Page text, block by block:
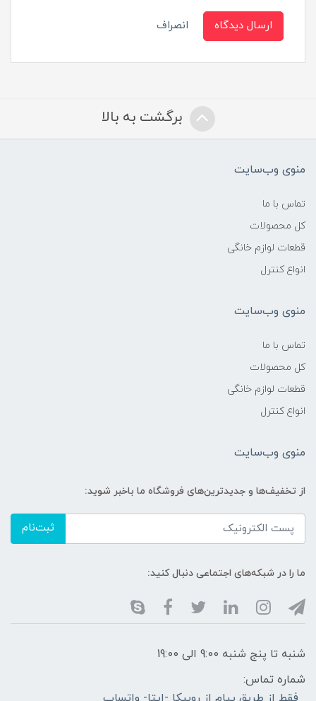
ارسال دیدگاه انصراف
برگشت به بالا
منوی وب‌سایت
تماس با ما
کل محصولات
قطعات لوازم خانگی
انواع کنترل
منوی وب‌سایت
تماس با ما
کل محصولات
قطعات لوازم خانگی
انواع کنترل
منوی وب‌سایت
از تخفیف‌ها و جدیدترین‌های فروشگاه ما باخبر شوید:
ثبت‌نام
ما را در شبکه‌های اجتماعی دنبال کنید:
شنبه تا پنج شنبه 9:00 الی 19:00
شماره تماس: